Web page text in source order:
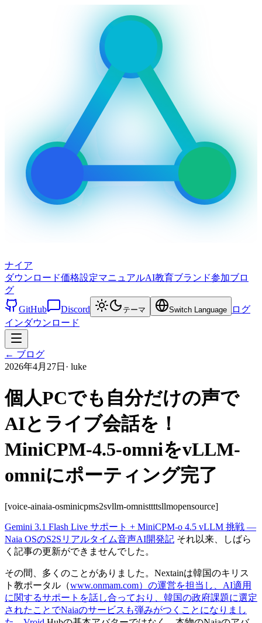
ナイア
ダウンロード価格設定マニュアルAI教育ブランド参加ブロ
グ
GitHub
Discord テーマ Switch Language
ログ
インダウンロード
← ブログ
2026年4月27日 · luke
個人PCでも自分だけの声で
AIとライブ会話を！
MiniCPM-4.5-omniをvLLM-
omniにポーティング完了
[voice-ainaia-osminicpms2svllm-omnisttttsllmopensource]
Gemini 3.1 Flash Live サポート + MiniCPM-o 4.5 vLLM 挑戦 —
Naia OSのS2Sリアルタイム音声AI開発記 それ以来、しばら
く記事の更新ができませんでした。
その間、多くのことがありました。Nextainは韓国のキリス
ト教ポータル（www.onmam.com）の運営を担当し、AI適用
に関するサポートを話し合っており、韓国の政府課題に選定
されたことでNaiaのサービスも弾みがつくことになりまし